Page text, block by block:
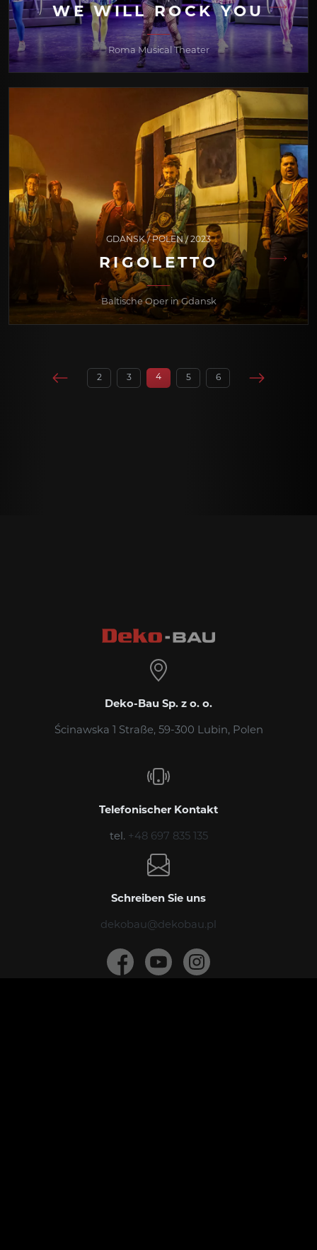
WE WILL ROCK YOU
Roma Musical Theater
GDAŃSK / POLEN / 2023
RIGOLETTO
Baltische Oper in Gdansk
2 3 4 5 6
Deko-Bau Sp. z o. o.
Ścinawska 1 Straße, 59-300 Lubin, Polen
Telefonischer Kontakt
tel. +48 697 835 135
Schreiben Sie uns
dekobau@dekobau.pl